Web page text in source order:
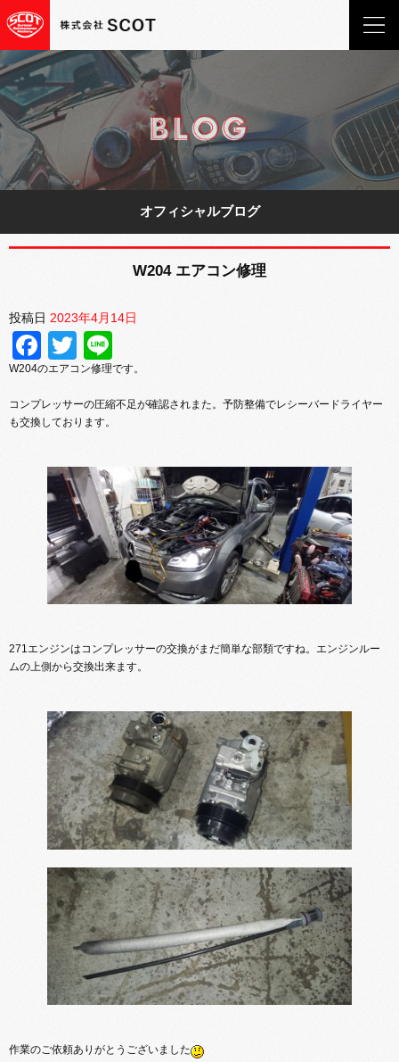
オフィシャルブログ
W204 エアコン修理
投稿日 2023年4月14日
Facebook
Twitter
W204のエアコン修理です。
コンプレッサーの圧縮不足が確認されまた。予防整備でレシーバードライヤー
も交換しております。
271エンジンはコンプレッサーの交換がまだ簡単な部類ですね。エンジンルー
ムの上側から交換出来ます。
作業のご依頼ありがとうございました